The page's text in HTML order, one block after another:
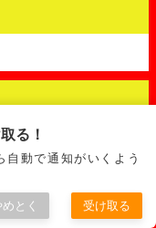
レビュー 【7種類のポ
コ:最高レベルのスピン
る！
自動で通知がいくよう
とく 受け取る